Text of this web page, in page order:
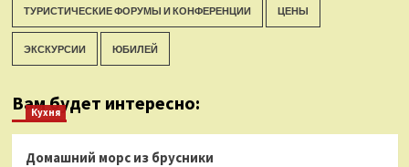
ТУРИСТИЧЕСКИЕ ФОРУМЫ И КОНФЕРЕНЦИИ ЦЕНЫ
ЭКСКУРСИИ ЮБИЛЕЙ
Вам будет интересно:
Кухня
Домашний морс из брусники